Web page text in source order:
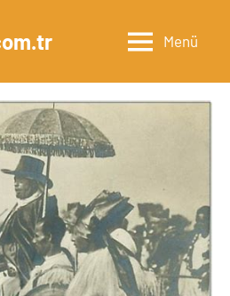
Menü